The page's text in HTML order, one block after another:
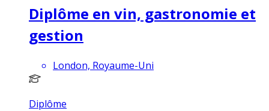
Diplôme en vin, gastronomie et
gestion
London, Royaume-Uni
Diplôme